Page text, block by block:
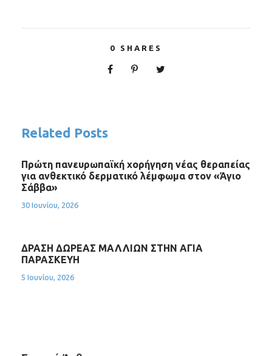
0 SHARES
Related Posts
Πρώτη πανευρωπαϊκή χορήγηση νέας θεραπείας
για ανθεκτικό δερματικό λέμφωμα στον «Άγιο
Σάββα»
30 Ιουνίου, 2026
ΔΡΑΣΗ ΔΩΡΕΑΣ ΜΑΛΛΙΩΝ ΣΤΗΝ ΑΓΙΑ
ΠΑΡΑΣΚΕΥΗ
5 Ιουνίου, 2026